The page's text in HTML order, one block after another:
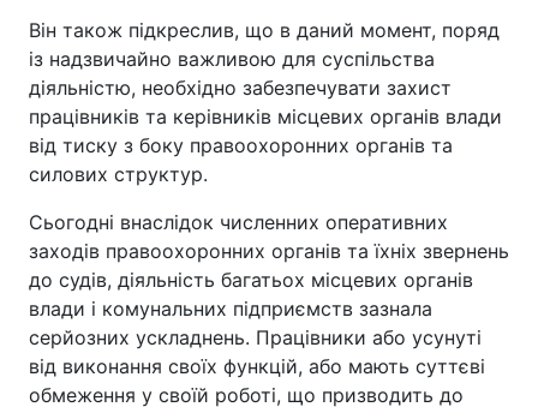
Він також підкреслив, що в даний момент, поряд
із надзвичайно важливою для суспільства
діяльністю, необхідно забезпечувати захист
працівників та керівників місцевих органів влади
від тиску з боку правоохоронних органів та
силових структур.
Сьогодні внаслідок численних оперативних
заходів правоохоронних органів та їхніх звернень
до судів, діяльність багатьох місцевих органів
влади і комунальних підприємств зазнала
серйозних ускладнень. Працівники або усунуті
від виконання своїх функцій, або мають суттєві
обмеження у своїй роботі, що призводить до